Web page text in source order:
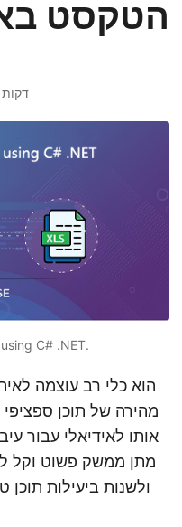
הטקסט
· xuejianzhang · 4 דקות
C# .NET.
מהירה של תוכן
אותו לאידיאלי עבור
מתן ממשק פשוט וקל
ולשנות ביעילות